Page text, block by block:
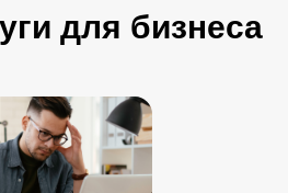
для бизнеса